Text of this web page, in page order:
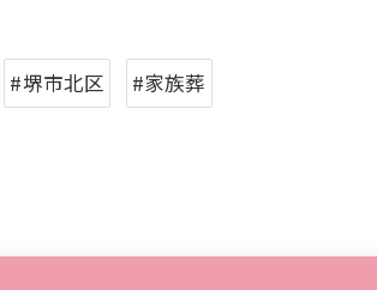
#堺市北区 #家族葬